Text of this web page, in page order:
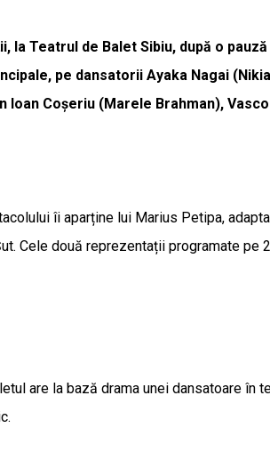
Teatrul de Balet Sibiu, după o
pe dansatorii Ayaka Nagai
Coșeriu (Marele Brahman),
îi aparține lui Marius Petipa,
Cele două reprezentații programate pe
are la bază drama unei dansatoare în